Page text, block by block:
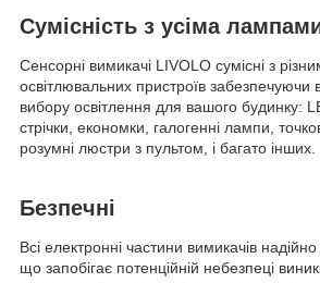
Сумісність з усіма
Сенсорні вимикачі LIVOLO сумісні з
освітлювальних пристроїв забезпечуючи
вибору освітлення для вашого будинку:
стрічки, економки, галогенні лампи,
розумні люстри з пультом, і багато інших.
Безпечні
Всі електронні частини вимикачів надійно
що запобігає потенційній небезпеці